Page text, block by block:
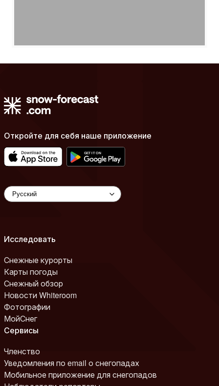
Откройте для себя наше приложение
Исследовать
Снежные курорты
Карты погоды
Снежный обзор
Новости Whiteroom
Фотографии
МойСнег
Сервисы
Членство
Уведомления по email о снегопадах
Мобильное приложение для снегопадов